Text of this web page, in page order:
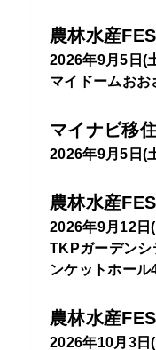
農林水産
2026年9月5日(
マイドームおお
マイナビ移
2026年9月5日(
農林水産
2026年9月12日
TKPガーデンシ
ンケットホール
農林水産
2026年10月3日